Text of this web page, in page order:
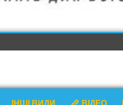
ІНШІ ВИДИ ВІДЕО